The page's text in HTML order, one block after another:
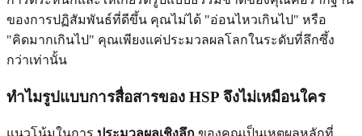
ของการปฏิสัมพันธ์ที่ดีขึ้น คุณไม่ได้ "อ่อนไหวเกินไป" หรือ
"คิดมากเกินไป" คุณเพียงแค่ประมวลผลโลกในระดับที่ลึกซึ้ง
กว่าเท่านั้น
ทำไมรูปแบบการสื่อสารของ HSP จึงไม่เหมือนใคร